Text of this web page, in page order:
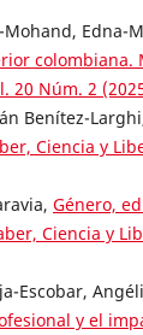
20 Núm. 2
Benítez-
Ciencia y
Género,
Ciencia y
Escobar,
y el